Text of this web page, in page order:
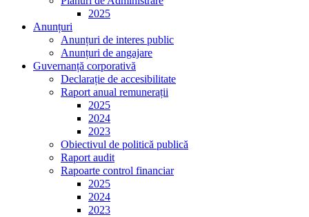
2025
Anunțuri
Anunțuri de interes public
Anunțuri de angajare
Guvernanță corporativă
Declarație de accesibilitate
Raport anual remunerații
2025
2024
2023
Obiectivul de politică publică
Raport audit
Rapoarte control financiar
2025
2024
2023